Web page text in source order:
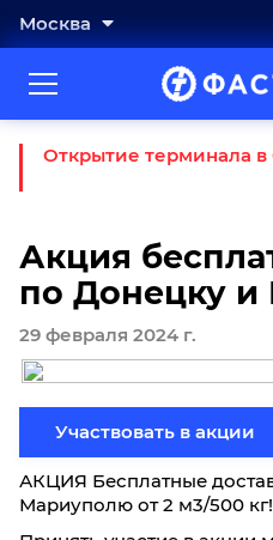
Москва
Открытие терминала в
Акция
по Донецку
29 февраля 2024 г.
Участвовать в акции
АКЦИЯ Бесплатные
Мариуполю от 2 м3/500 кг!